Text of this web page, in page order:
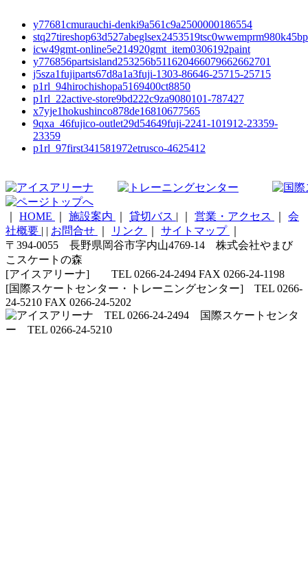
y77681cmurauchi-denki9a561c9a2500000186554
stq27tireshop63d527abeglsex2453519tsc0wwemprm980k45bp
icw49gmt-online5e214920gmt_item0306192paint
y776856partsisland253256b511620466079662662701
j5sza1fujiparts67d8a1a3fuji-1303-86646-25715-25715
p1rl_94hirochishopa5169400ct8850
p1rl_22active-store9bd222c9za9080101-787427
x7yje1hokushinco878de16810677565
9qxa_46fujico-outlet29d54649fuji-2241-101912-23359-
23359
p1rl_97first341581972etrusco-4625412
HOME 施設案内 貸切バス | 営業・アクセス
会
社概要 | | お問合せ リンク サイトマップ
〒394-0055 長野県岡谷市字内山4769-14 株式会社やまび
こスケートの森
[アイスアリーナ] TEL 0266-24-2494 FAX 0266-24-1198
[国際スケートセンター・トレーニングセンター] TEL 0266-
24-5210 FAX 0266-24-5202